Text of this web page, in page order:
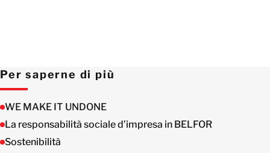
Per saperne di più
WE MAKE IT UNDONE
La responsabilità sociale d’impresa in BELFOR
Sostenibilità